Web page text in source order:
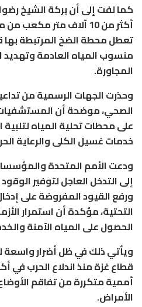
كما لفت إلى أن بركة الشيخ
أكثر من 10 آلاف متر
تعطل محطة الضخ المرتبطة بها
منسوب المياه العادمة
المجاورة.
وحذرت الجهات الرسمية من
الصحي، موضحة أن
على محطات تحلية المياه لتلبية
خدمات غسيل الكلى والرعاية
ودعت الأمم المتحدة
إلى التدخل العاجل لتوفير
ورفع القيود المفروضة على
التحتية، مؤكدة أن استمرار
الحصول على المياه الآمنة
ويأتي ذلك في ظل أضرار واسعة
أممية متكررة من تفاقم
الأمراض.